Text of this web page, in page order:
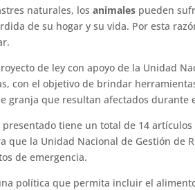
naturales, losanimales pueden
de su hogar y su vida. Por esta
de ley con apoyo de la Unidad
con el objetivo de brindar
granja que resultan afectados durante
presentado tiene un total de 14
que la Unidad Nacional de Gestión de
de emergencia.
política que permita incluir el